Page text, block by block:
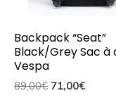
Backpack “Seat”
Black/Grey Sac à
Vespa
89,00€ Le
71,00€Le